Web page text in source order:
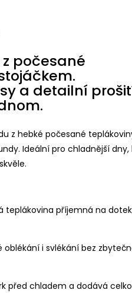
počesané
a detailní
z hebké počesané
Ideální pro chladnější dny,
teplákovina příjemná na
oblékání i svlékání bez
před chladem a dodává